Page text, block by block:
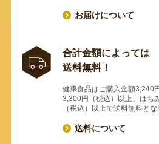
お届けについて
合計金額によっては
送料無料！
健康食品はご購入金額3,240
3,300円（税込）以上、はち
（税込）以上で送料無料とな
送料について